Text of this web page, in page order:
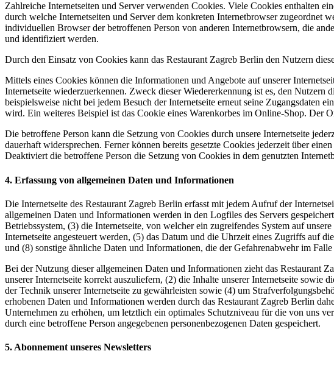
Zahlreiche Internetseiten und Server verwenden Cookies. Viele Cookies enthalten
durch welche Internetseiten und Server dem konkreten Internetbrowser zugeordnet
individuellen Browser der betroffenen Person von anderen Internetbrowsern, die
und identifiziert werden.
Durch den Einsatz von Cookies kann das Restaurant Zagreb Berlin den Nutzern
Mittels eines Cookies können die Informationen und Angebote auf unserer
Internetseite wiederzuerkennen. Zweck dieser Wiedererkennung ist es, den
beispielsweise nicht bei jedem Besuch der Internetseite erneut seine Zugangsdaten
wird. Ein weiteres Beispiel ist das Cookie eines Warenkorbes im Online-Shop. Der
Die betroffene Person kann die Setzung von Cookies durch unsere Internetseite
dauerhaft widersprechen. Ferner können bereits gesetzte Cookies jederzeit über
Deaktiviert die betroffene Person die Setzung von Cookies in dem genutzten
4. Erfassung von allgemeinen Daten und Informationen
Die Internetseite des Restaurant Zagreb Berlin erfasst mit jedem Aufruf der
allgemeinen Daten und Informationen werden in den Logfiles des Servers
Betriebssystem, (3) die Internetseite, von welcher ein zugreifendes System auf
Internetseite angesteuert werden, (5) das Datum und die Uhrzeit eines Zugriffs auf
und (8) sonstige ähnliche Daten und Informationen, die der Gefahrenabwehr im
Bei der Nutzung dieser allgemeinen Daten und Informationen zieht das Restaurant
unserer Internetseite korrekt auszuliefern, (2) die Inhalte unserer Internetseite
der Technik unserer Internetseite zu gewährleisten sowie (4) um
erhobenen Daten und Informationen werden durch das Restaurant Zagreb Berlin
Unternehmen zu erhöhen, um letztlich ein optimales Schutzniveau für die von uns
durch eine betroffene Person angegebenen personenbezogenen Daten gespeichert.
5. Abonnement unseres Newsletters